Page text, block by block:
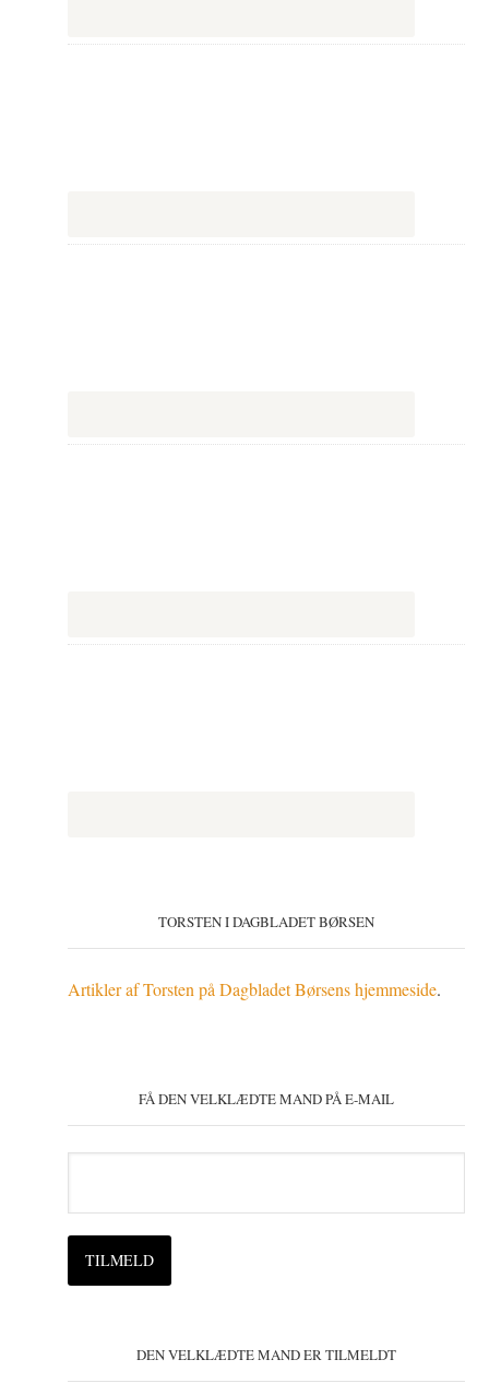
TORSTEN I DAGBLADET BØRSEN
Artikler af Torsten på Dagbladet Børsens hjemmeside.
FÅ DEN VELKLÆDTE MAND PÅ E-MAIL
DEN VELKLÆDTE MAND ER TILMELDT